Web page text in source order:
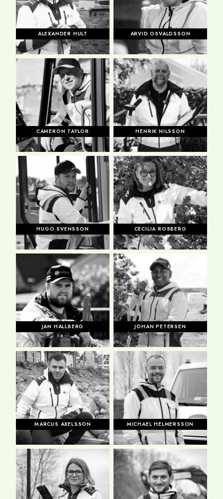
ALEXANDER HULT ARVID OSVALDSSON
CAMERON TAYLOR HENRIK NILSSON
HUGO SVENSSON CECILIA ROSBERG
JAN HALLBERG JOHAN PETERSEN
MARCUS AXELSSON MICHAEL HELMERSSON